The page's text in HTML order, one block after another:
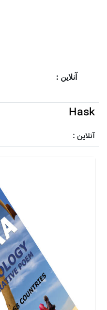
آنلاین :
Hask
آنلاین :